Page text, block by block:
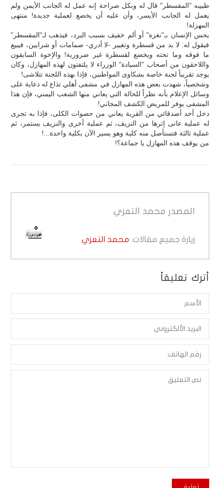
طبيبه "المقسطر" قال له وبكل صراحة إنه عمل له الجانب الأيمن ولم
يعمل له الجانب الأيسر، وأن عليه أن يخضع لعملية جديدة! منتهى
المهزلة!
يحس الإنسان بـ"نغزة" أو ألم خفيف بسبب البرد، فيذهب لـ"المقسطر"
فيقول له: لا بد من قسطرة وتغيير -لا أدري- صمامات أو شرايين، فيبيع
ما فوقه وما تحته ويخضع لقسطرة غير ضرورية! والإخوة السابقون
واللاحقون من أصحاب "السيادة" الوزراء لا يلتفتون لهذه المهازل، وكان
يوجد تقريباً لجنة خاصة بشكاوى المواطنين، فإذا بهذه اللجنة تتلاشى!
وشخصياً، شهدت بعض هذه المهازل في مشفى أهلي تذاع له دعاية على
وسائل الإعلام بأنه نظراً للحالة التي يعاني منها الشعب اليمني، فإن هذا
المشفى يوفر للمريض الكشف المجاني!
دخل أحد أصدقائي من القرية يعاني من حصوات الكلى، فإذا به تجرى
له عملية عانى إثرها من النزيف، ثم عملية أخرى والنزيف يستمر، ثم
عملية ثالثة فتستأصل منه كلية وهو يسير الآن بكلية واحدة...!
من يوقف هذه المهازل يا جماعة؟!
المصدر محمد التعزي
زيارة جميع مقالات: محمد التعزي
أترك تعليقاً